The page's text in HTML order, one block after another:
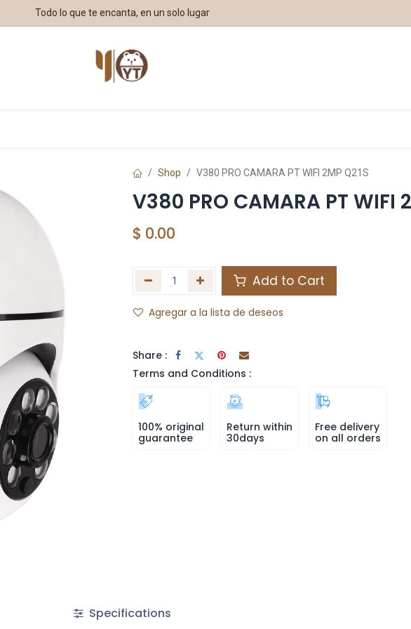
Todo lo que te encanta, en un solo lugar
Shop V380 PRO CAMARA PT WIFI 2MP Q21S
V380 PRO CAMARA PT WIFI
$ 0.00
Add to Cart
Agregar a la lista de deseos
Share :
Terms and Conditions :
100% original
guarantee
Return within
30days
Free delivery
on all orders
Specifications